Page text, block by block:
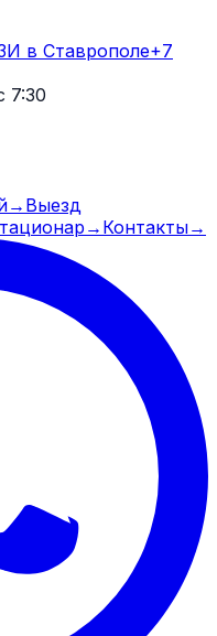
в Ставрополе+7
7:30
→ Выезд
→ Контакты→